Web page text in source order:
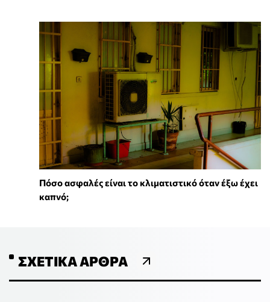
Πόσο ασφαλές είναι το κλιματιστικό όταν έξω έχει
καπνό;
ΣΧΕΤΙΚΆ ΆΡΘΡΑ